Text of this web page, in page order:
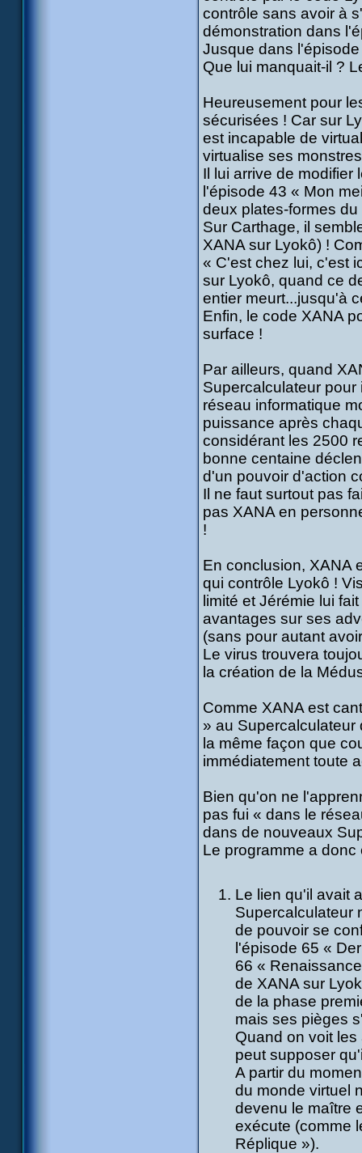
contrôle sans avoir à
démonstration dans
Jusque dans
Que lui manquait-il ?
Heureusement pour
sécurisées ! Car sur
est incapable de
virtualise ses
Il lui arrive de modifier
l'épisode 43 « Mon
deux plates-formes
Sur Carthage, il
XANA sur Lyokô) !
« C'est chez lui, c'est
sur Lyokô, quand ce
entier meurt...jusqu'à
Enfin, le code XANA
surface !
Par ailleurs, quand
Supercalculateur
réseau informatique
puissance après
considérant les 2500
bonne centaine
d'un pouvoir d'action
Il ne faut surtout pas
pas XANA en
!
En conclusion, XANA
qui contrôle Lyokô !
limité et Jérémie lui
avantages sur ses
(sans pour autant
Le virus trouvera
la création de la
Comme XANA est
» au Supercalculateur
la même façon que
immédiatement toute
Bien qu'on ne
pas fui « dans le
dans de nouveaux
Le programme a
Le lien qu'il avait
Supercalculateur
de pouvoir se
l'épisode 65 «
66 «
de XANA sur
de la phase
mais ses pièges
Quand on voit
peut supposer
A partir du
du monde virtuel
devenu le maître
exécute (comme
Réplique »).